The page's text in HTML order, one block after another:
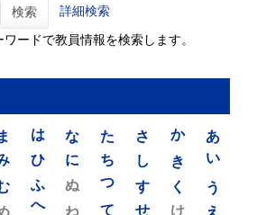
検索 詳細検索
ードで教員情報を検索します。
あ
い
う
え
か
き
く
け
さ
し
す
せ
た
ち
つ
て
な
に
ぬ
ね
は
ひ
ふ
へ
ま
む
め